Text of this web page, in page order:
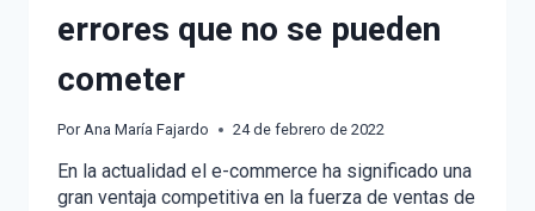
errores que no se pueden
cometer
Por Ana María Fajardo 24 de febrero de 2022
En la actualidad el e-commerce ha significado una
gran ventaja competitiva en la fuerza de ventas de